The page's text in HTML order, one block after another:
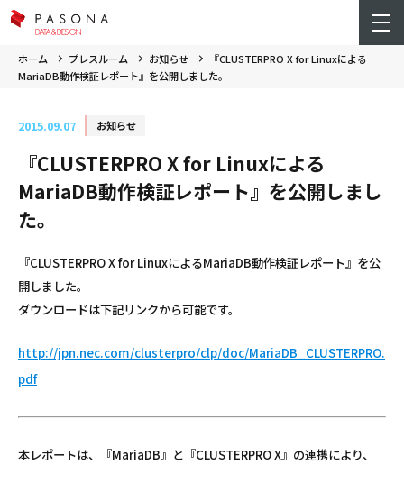
ホーム プレスルーム お知らせ
『CLUSTERPRO X for Linuxによる
MariaDB動作検証レポート』を公開しました。
2015.09.07 お知らせ
『CLUSTERPRO X for Linuxによる
MariaDB動作検証レポート』を公開しまし
た。
『CLUSTERPRO X for LinuxによるMariaDB動作検証レポート』を公
開しました。
ダウンロードは下記リンクから可能です。
http://jpn.nec.com/clusterpro/clp/doc/MariaDB_CLUSTERPRO.
pdf
本レポートは、『MariaDB』と『CLUSTERPRO X』の連携により、